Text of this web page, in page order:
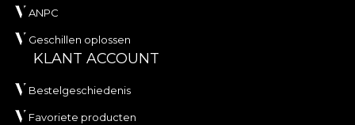
ANPC
Geschillen oplossen
KLANT ACCOUNT
Bestelgeschiedenis
Favoriete producten